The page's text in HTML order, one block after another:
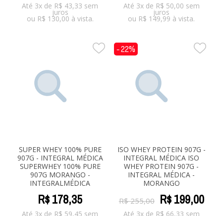
Até 3x de R$ 43,33 sem
juros
ou R$ 130,00 à vista.
Até 3x de R$ 50,00 sem
juros
ou R$ 149,99 à vista.
SUPER WHEY 100% PURE
907G - INTEGRAL MÉDICA
SUPERWHEY 100% PURE
907G MORANGO -
INTEGRALMÉDICA
R$178,35
Até 3x de R$ 59,45 sem
- 22%
ISO WHEY PROTEIN 907G -
INTEGRAL MÉDICA ISO
WHEY PROTEIN 907G -
INTEGRAL MÉDICA -
MORANGO
R$255,00 R$199,00
Até 3x de R$ 66,33 sem